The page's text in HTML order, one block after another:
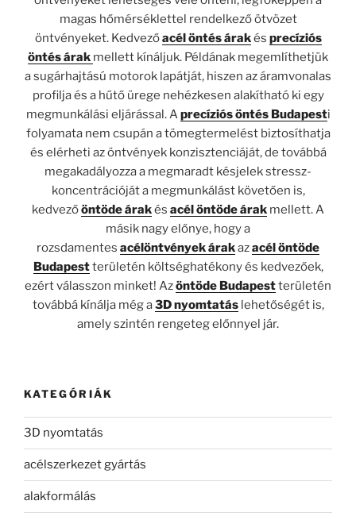
magas hőmérséklettel rendelkező ötvözet
öntvényeket. Kedvezőacél öntés árakés precíziós
öntés árak mellett kínáljuk. Példának megemlíthetjük
a sugárhajtású motorok lapátját, hiszen az áramvonalas
profilja és a hűtő ürege nehézkesen alakítható ki egy
megmunkálási eljárással. Aprecíziós öntés Budapesti
folyamata nem csupán a tömegtermelést biztosíthatja
és elérheti az öntvények konzisztenciáját, de továbbá
megakadályozza a megmaradt késjelek stressz-
koncentrációját a megmunkálást követően is,
kedvezőöntöde árakés acél öntöde árak mellett. A
másik nagy előnye, hogy a
rozsdamentes acélöntvények árakazacél öntöde
Budapestterületén költséghatékony és kedvezőek,
ezért válasszon minket! Azöntöde Budapestterületén
továbbá kínálja még a3D nyomtatáslehetőségét is,
amely szintén rengeteg előnnyel jár.
KATEGÓRIÁK
3D nyomtatás
acélszerkezet gyártás
alakformálás